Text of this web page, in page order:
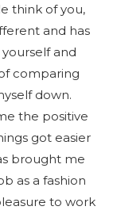
think of you,
and has
and
comparing
down.
the positive
got easier
brought me
as a fashion
to work